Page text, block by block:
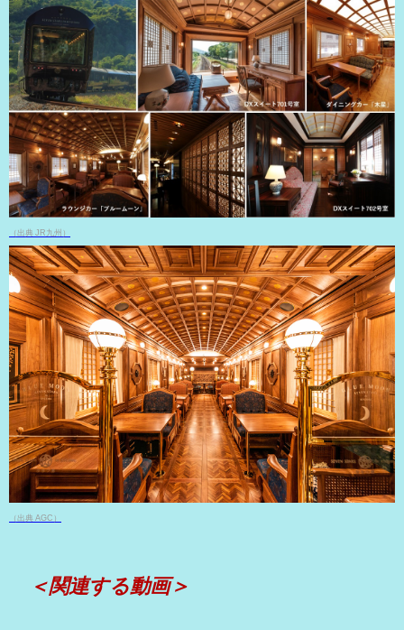
（出典 JR九州）
（出典 AGC）
＜関連する動画＞